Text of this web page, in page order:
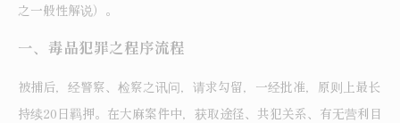
之一般性解说）。
一、毒品犯罪之程序流程
被捕后，经警察、检察之讯问，请求勾留，一经批准，原则上最长
持续20日羁押。在大麻案件中，获取途径、共犯关系、有无营利目